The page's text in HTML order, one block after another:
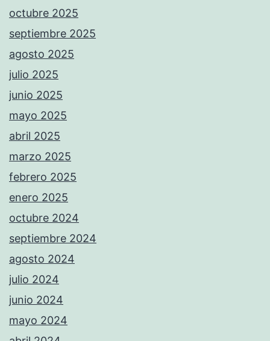
octubre 2025
septiembre 2025
agosto 2025
julio 2025
junio 2025
mayo 2025
abril 2025
marzo 2025
febrero 2025
enero 2025
octubre 2024
septiembre 2024
agosto 2024
julio 2024
junio 2024
mayo 2024